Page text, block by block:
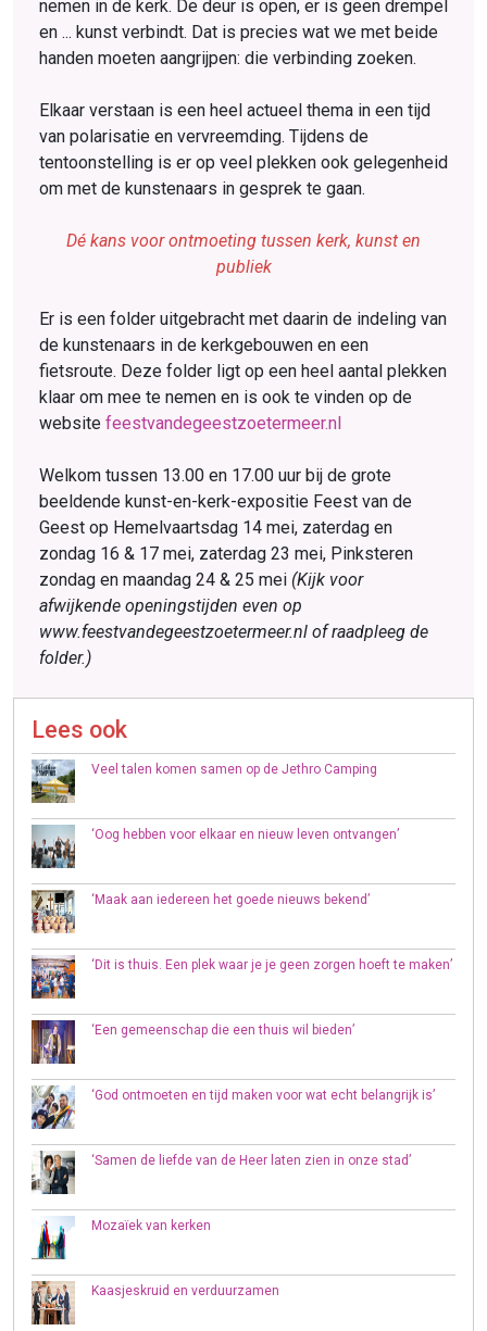
nemen in de kerk. De deur is open, er is geen drempel
en ... kunst verbindt. Dat is precies wat we met beide
handen moeten aangrijpen: die verbinding zoeken.
Elkaar verstaan is een heel actueel thema in een tijd
van polarisatie en vervreemding. Tijdens de
tentoonstelling is er op veel plekken ook gelegenheid
om met de kunstenaars in gesprek te gaan.
Dé kans voor ontmoeting tussen kerk, kunst en
publiek
Er is een folder uitgebracht met daarin de indeling van
de kunstenaars in de kerkgebouwen en een
fietsroute. Deze folder ligt op een heel aantal plekken
klaar om mee te nemen en is ook te vinden op de
website feestvandegeestzoetermeer.nl
Welkom tussen 13.00 en 17.00 uur bij de grote
beeldende kunst-en-kerk-expositie Feest van de
Geest op Hemelvaartsdag 14 mei, zaterdag en
zondag 16 & 17 mei, zaterdag 23 mei, Pinksteren
zondag en maandag 24 & 25 mei (Kijk voor
afwijkende openingstijden even op
www.feestvandegeestzoetermeer.nl of raadpleeg de
folder.)
Lees ook
Veel talen komen samen op de Jethro Camping
‘Oog hebben voor elkaar en nieuw leven ontvangen’
‘Maak aan iedereen het goede nieuws bekend’
‘Dit is thuis. Een plek waar je je geen zorgen hoeft te maken’
‘Een gemeenschap die een thuis wil bieden’
‘God ontmoeten en tijd maken voor wat echt belangrijk is’
‘Samen de liefde van de Heer laten zien in onze stad’
Mozaïek van kerken
Kaasjeskruid en verduurzamen